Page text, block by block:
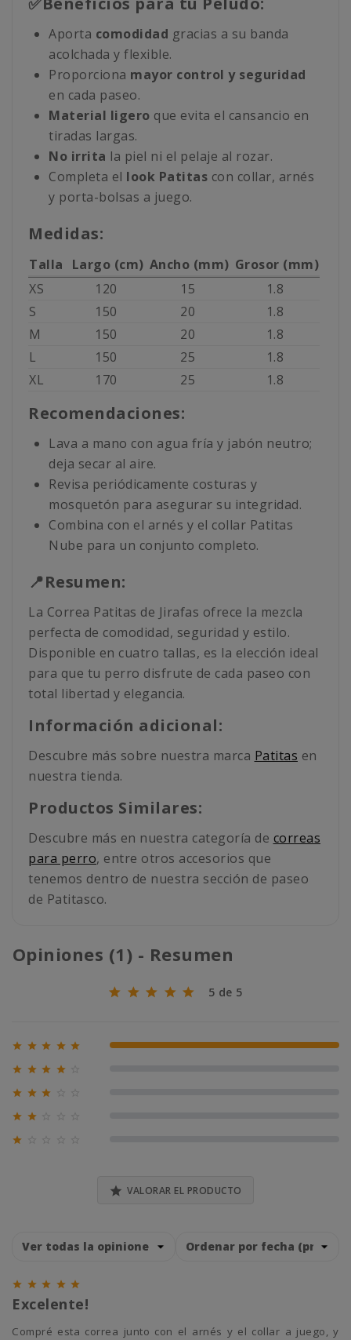
Aporta comodidad gracias a su banda
acolchada y flexible.
Proporciona mayor control y seguridad
en cada paseo.
Material ligero que evita el cansancio en
tiradas largas.
No irrita la piel ni el pelaje al rozar.
Completa el look Patitas con collar, arnés
y porta-bolsas a juego.
Medidas:
Talla Largo (cm) Ancho (mm) Grosor (mm)
XS
120 15
1.8
S
150 20
1.8
M
150 20
1.8
L
150 25
1.8
XL
170 25 1.8
Recomendaciones:
Lava a mano con agua fría y jabón neutro;
deja secar al aire.
Revisa periódicamente costuras y
mosquetón para asegurar su integridad.
Combina con el arnés y el collar Patitas
Nube para un conjunto completo.
📍Resumen:
La Correa Patitas de Jirafas ofrece la mezcla
perfecta de comodidad, seguridad y estilo.
Disponible en cuatro tallas, es la elección ideal
para que tu perro disfrute de cada paseo con
total libertad y elegancia.
Información adicional:
Descubre más sobre nuestra marca Patitas en
nuestra tienda.
Productos Similares:
Descubre más en nuestra categoría de correas
para perro, entre otros accesorios que
tenemos dentro de nuestra sección de paseo
de Patitasco.
Opiniones (1) - Resumen
5 de 5
     100% (1)
   
  
 

 VALORAR EL PRODUCTO
    
Excelente!
Compré esta correa junto con el arnés y el collar a juego, y